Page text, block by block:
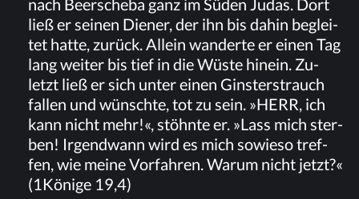
nach Beersch­eba ganz im Sü­den Ju­das. Dort
ließ er sei­nen Die­ner, der ihn bis da­hin be­glei­
tet hat­te, zu­rück. Al­lein wan­der­te er ei­nen Tag
lang wei­ter bis tief in die Wüs­te hin­ein. Zu­
letzt ließ er sich un­ter ei­nen Gins­ter­strauch
fal­len und wünsch­te, tot zu sein. »HERR, ich
kann nicht mehr!«, stöhn­te er. »Lass mich ster­
ben! Ir­gend­wann wird es mich so­wie­so tref­
fen, wie mei­ne Vor­fah­ren. War­um nicht jetzt?«
(1Könige 19,4)